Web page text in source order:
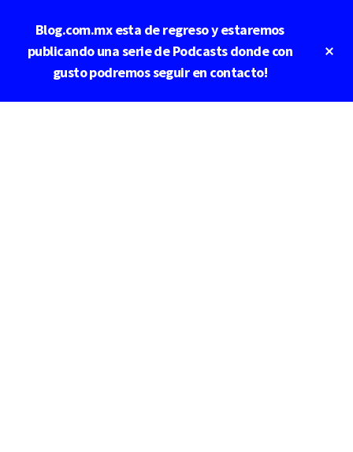
contenido
Blog.com.mx esta de regreso y estaremos
publicando una serie de Podcasts donde con
gusto podremos seguir en contacto!